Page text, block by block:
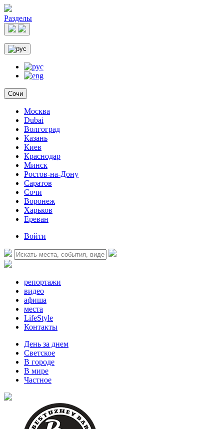
Разделы
Сочи
Москва
Dubai
Волгоград
Казань
Киев
Краснодар
Минск
Ростов-на-Дону
Саратов
Сочи
Воронеж
Харьков
Ереван
Войти
репортажи
видео
афиша
места
LifeStyle
Контакты
День за днем
Светское
В городе
В мире
Частное